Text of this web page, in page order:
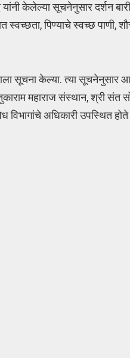
यांनी केलेल्या सूचनेनुसार दर्शन
पिण्याचे स्वच्छ पाणी,
सूचना केल्या. त्या सूचनेनुसार
महाराज संस्थान, श्री संत
विभागांचे अधिकारी उपस्थित होते